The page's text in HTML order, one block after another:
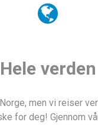
Hele verden
men vi reiser
for deg! Gjennom